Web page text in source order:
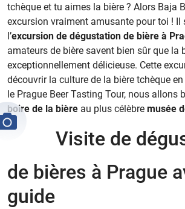
tchèque et tu aimes la bière ? Alors Baja
excursion vraiment amusante pour toi ! Il
l’excursion de dégustation de bière à
amateurs de bière savent bien sûr que la
exceptionnellement délicieuse. Cette
découvrir la culture de la bière tchèque
le Prague Beer Tasting Tour, nous allons
boire de la bière au plus célèbre musée
Visite de
de bières à Prague
guide